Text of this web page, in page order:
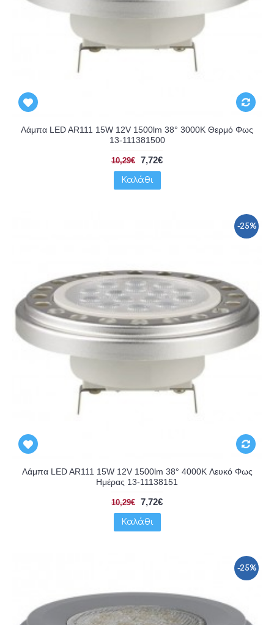
Λάμπα LED AR111 15W 12V 1500lm 38° 3000K Θερμό Φως
13-111381500
10,29€ 7,72€
Καλάθι
-25%
Λάμπα LED AR111 15W 12V 1500lm 38° 4000K Λευκό Φως
Ημέρας 13-11138151
10,29€ 7,72€
Καλάθι
-25%